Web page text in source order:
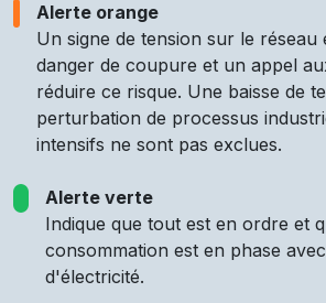
Alerte orange
Un signe de tension sur le réseau
danger de coupure et un appel
réduire ce risque. Une baisse de
perturbation de processus
intensifs ne sont pas exclues.
Alerte verte
Indique que tout est en ordre et
consommation est en phase
d'électricité.